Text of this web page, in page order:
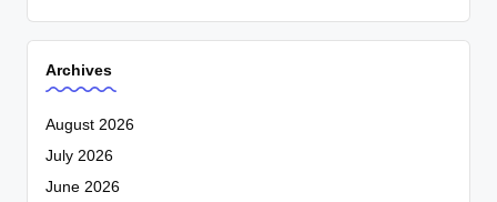
Archives
August 2026
July 2026
June 2026